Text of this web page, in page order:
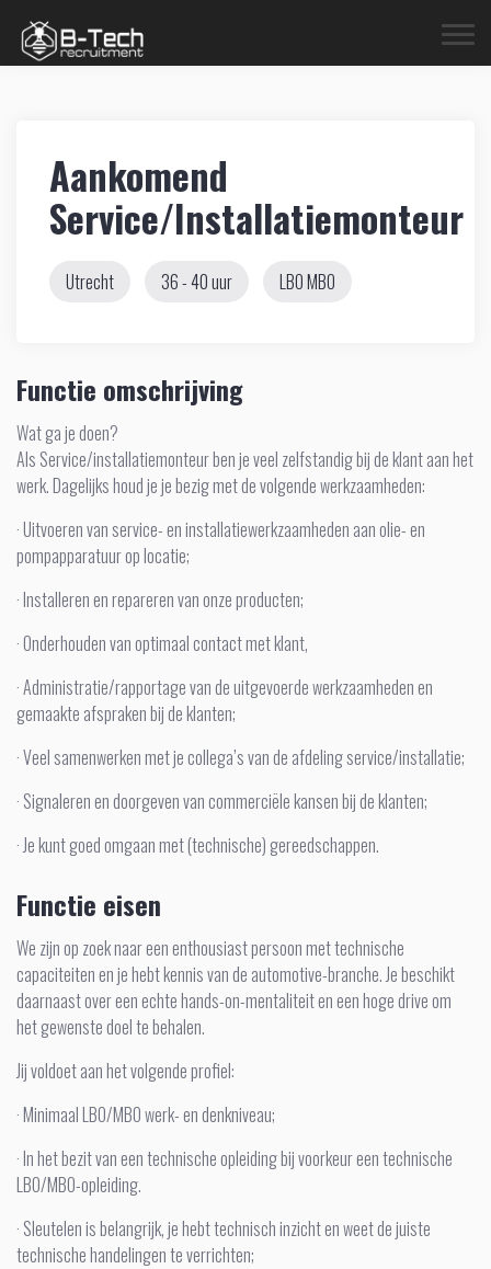
Aankomend
Service/Installatiemonteur
Utrecht 36 - 40 uur LBOMBO
Functie omschrijving
Wat ga je doen?
Als Service/installatiemonteur ben je veel zelfstandig bij de klant aan het
werk. Dagelijks houd je je bezig met de volgende werkzaamheden:
· Uitvoeren van service- en installatiewerkzaamheden aan olie- en
pompapparatuur op locatie;
· Installeren en repareren van onze producten;
· Onderhouden van optimaal contact met klant,
· Administratie/rapportage van de uitgevoerde werkzaamheden en
gemaakte afspraken bij de klanten;
· Veel samenwerken met je collega’s van de afdeling service/installatie;
· Signaleren en doorgeven van commerciële kansen bij de klanten;
· Je kunt goed omgaan met (technische) gereedschappen.
Functie eisen
We zijn op zoek naar een enthousiast persoon met technische
capaciteiten en je hebt kennis van de automotive-branche. Je beschikt
daarnaast over een echte hands-on-mentaliteit en een hoge drive om
het gewenste doel te behalen.
Jij voldoet aan het volgende profiel:
· Minimaal LBO/MBO werk- en denkniveau;
· In het bezit van een technische opleiding bij voorkeur een technische
LBO/MBO-opleiding.
· Sleutelen is belangrijk, je hebt technisch inzicht en weet de juiste
technische handelingen te verrichten;